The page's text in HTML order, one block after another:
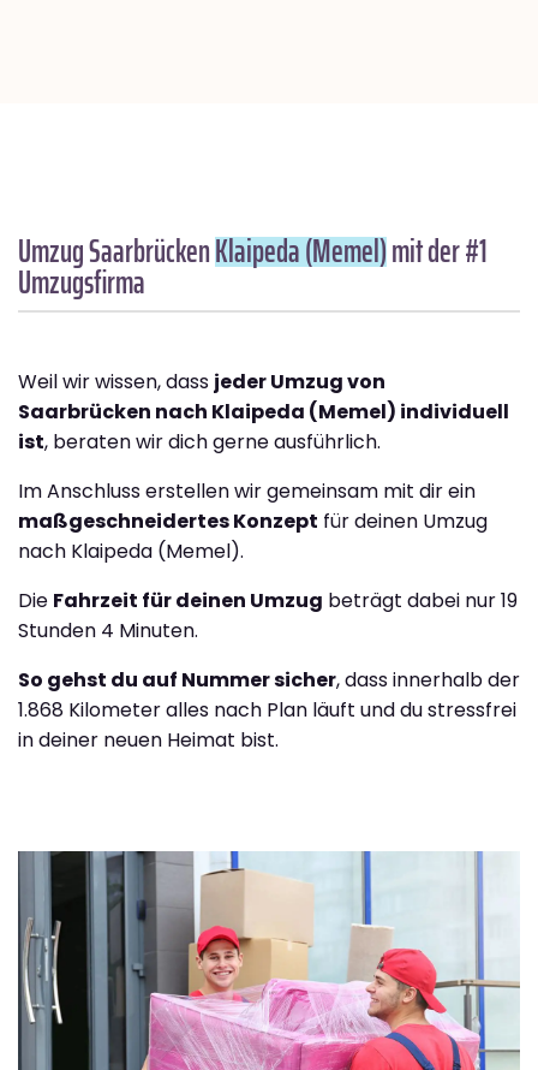
Umzug SaarbrückenKlaipeda (Memel)mit der #1
Umzugsfirma
Weil wir wissen, dass jeder Umzug von
Saarbrücken nach Klaipeda (Memel) individuell
ist, beraten wir dich gerne ausführlich.
Im Anschluss erstellen wir gemeinsam mit dir ein
maßgeschneidertes Konzept für deinen Umzug
nach Klaipeda (Memel).
Die Fahrzeit für deinen Umzug beträgt dabei nur 19
Stunden 4 Minuten.
So gehst du auf Nummer sicher, dass innerhalb der
1.868 Kilometer alles nach Plan läuft und du stressfrei
in deiner neuen Heimat bist.